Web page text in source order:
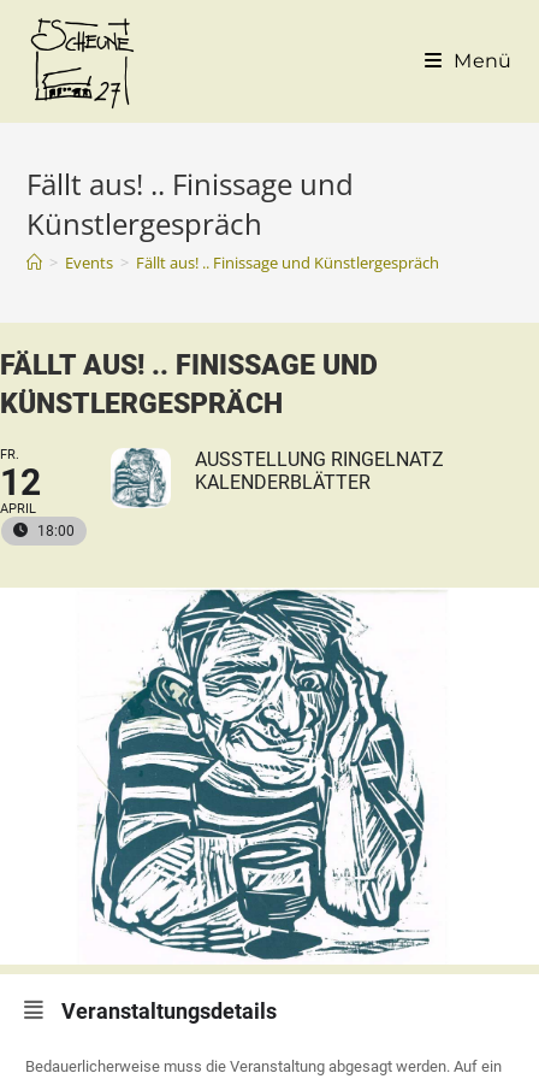
Menü
Fällt aus! .. Finissage und
Künstlergespräch
> Events > Fällt aus! .. Finissage und Künstlergespräch
FÄLLT AUS! .. FINISSAGE UND
KÜNSTLERGESPRÄCH
FR.
12
APRIL
18:00
AUSSTELLUNG RINGELNATZ
KALENDERBLÄTTER
Veranstaltungsdetails
Bedauerlicherweise muss die Veranstaltung abgesagt werden. Auf ein